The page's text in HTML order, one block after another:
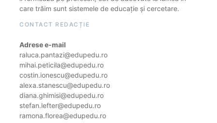
care trăim sunt sistemele de educație și cercetare.
CONTACT REDACȚIE
Adrese e-mail
raluca.pantazi@edupedu.ro
mihai.peticila@edupedu.ro
costin.ionescu@edupedu.ro
alexa.stanescu@edupedu.ro
diana.ghimisi@edupedu.ro
stefan.lefter@edupedu.ro
ramona.florea@edupedu.ro